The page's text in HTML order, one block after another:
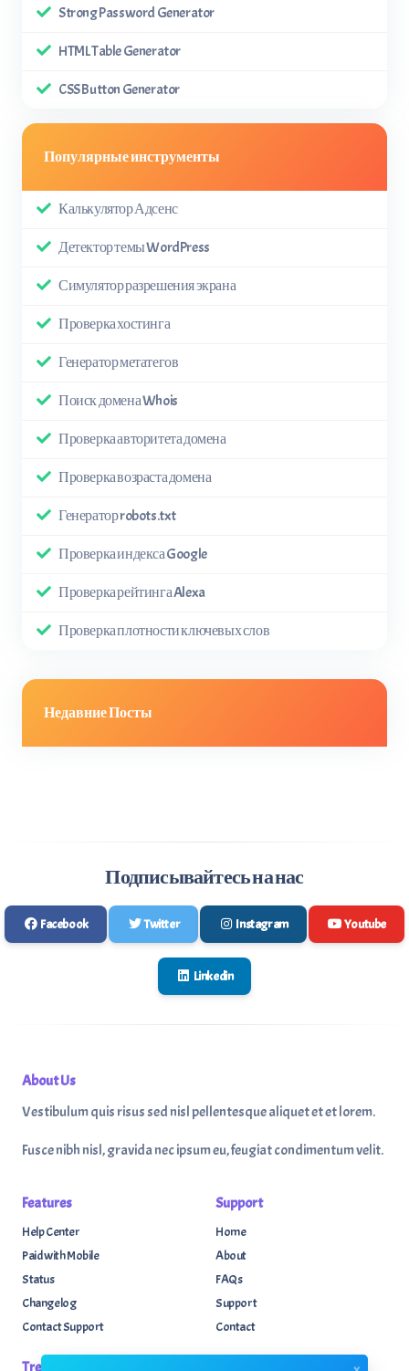
Strong Password Generator
HTML Table Generator
CSS Button Generator
Популярные инструменты
Калькулятор Адсенс
Детектор темы WordPress
Симулятор разрешения экрана
Проверка хостинга
Генератор метатегов
Поиск домена Whois
Проверка авторитета домена
Проверка возраста домена
Генератор robots.txt
Проверка индекса Google
Проверка рейтинга Alexa
Проверка плотности ключевых слов
Недавние Посты
Подписывайтесь на нас
Facebook Twitter Instagram Youtube
Linkedin
About Us
Vestibulum quis risus sed nisl pellentesque aliquet et et lorem.
Fusce nibh nisl, gravida nec ipsum eu, feugiat condimentum velit.
Features
Help Center
Paid with Mobile
Status
Changelog
Contact Support
Support
Home
About
FAQs
Support
Contact
Trending